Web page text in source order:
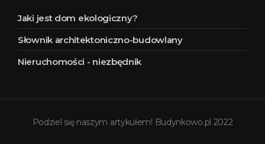
Jaki jest dom ekologiczny?
Słownik architektoniczno-budowlany
Nieruchomości - niezbędnik
Podziel się naszym artykułem! Budynkowo.pl 2022